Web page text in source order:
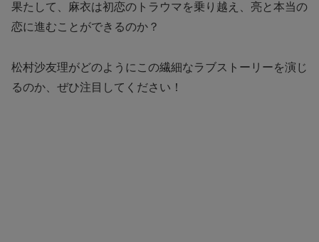
果たして、麻衣は初恋のトラウマを乗り越え、亮と本当の
恋に進むことができるのか？
松村沙友理がどのようにこの繊細なラブストーリーを演じ
るのか、ぜひ注目してください！